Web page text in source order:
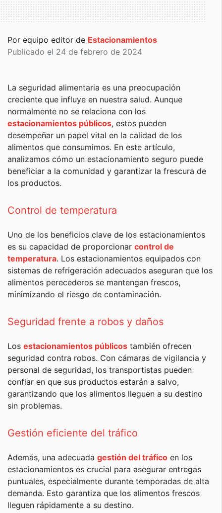
Por equipo editor de Estacionamientos
Publicado el 24 de febrero de 2024
La seguridad alimentaria es una preocupación
creciente que influye en nuestra salud. Aunque
normalmente no se relaciona con los
estacionamientos públicos, estos pueden
desempeñar un papel vital en la calidad de los
alimentos que consumimos. En este artículo,
analizamos cómo un estacionamiento seguro puede
beneficiar a la comunidad y garantizar la frescura de
los productos.
Control de temperatura
Uno de los beneficios clave de los estacionamientos
es su capacidad de proporcionar control de
temperatura. Los estacionamientos equipados con
sistemas de refrigeración adecuados aseguran que los
alimentos perecederos se mantengan frescos,
minimizando el riesgo de contaminación.
Seguridad frente a robos y daños
Los estacionamientos públicos también ofrecen
seguridad contra robos. Con cámaras de vigilancia y
personal de seguridad, los transportistas pueden
confiar en que sus productos estarán a salvo,
garantizando que los alimentos lleguen a su destino
sin problemas.
Gestión eficiente del tráfico
Además, una adecuada gestión del tráfico en los
estacionamientos es crucial para asegurar entregas
puntuales, especialmente durante temporadas de alta
demanda. Esto garantiza que los alimentos frescos
lleguen rápidamente a su destino.